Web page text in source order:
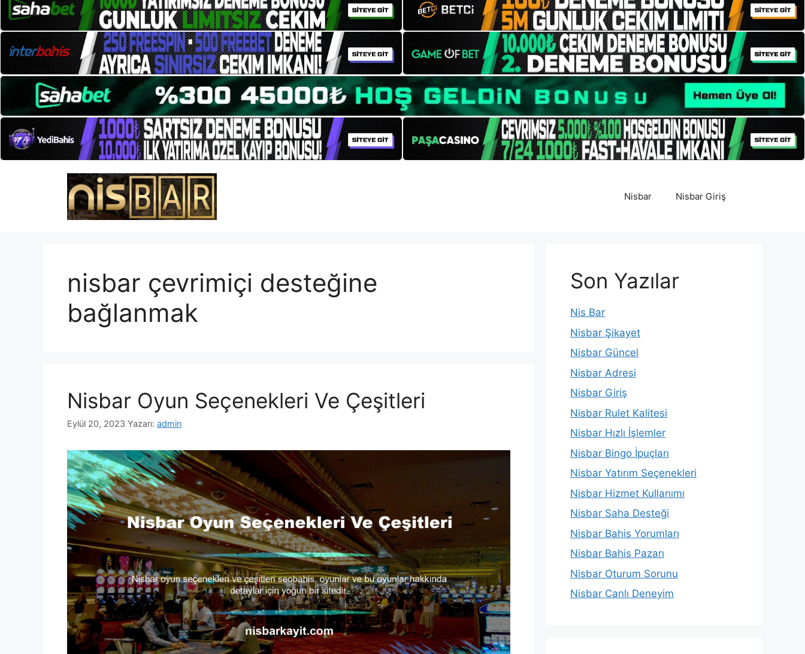
Nisbar Nisbar Giriş
nisbar çevrimiçi desteğine
bağlanmak
Nisbar Oyun Seçenekleri Ve Çeşitleri
Eylül 20, 2023 Yazarı: admin
Son Yazılar
Nis Bar
Nisbar Şikayet
Nisbar Güncel
Nisbar Adresi
Nisbar Giriş
Nisbar Rulet Kalitesi
Nisbar Hızlı İşlemler
Nisbar Bingo İpuçları
Nisbar Yatırım Seçenekleri
Nisbar Hizmet Kullanımı
Nisbar Saha Desteği
Nisbar Bahis Yorumları
Nisbar Bahis Pazarı
Nisbar Oturum Sorunu
Nisbar Canlı Deneyim